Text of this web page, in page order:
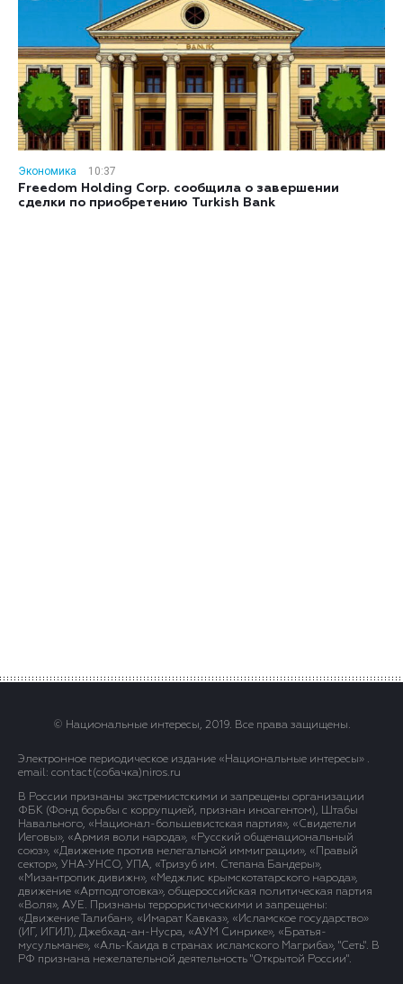
Экономика
10:37
Freedom Holding Corp. сообщила о завершении
сделки по приобретению Turkish Bank
© Национальные интересы, 2019. Все права защищены.
Электронное периодическое издание «Национальные интересы» .
email: contact(сoбaчка)niros.ru
В России признаны экстремистскими и запрещены организации
ФБК (Фонд борьбы с коррупцией, признан иноагентом), Штабы
Навального, «Национал-большевистская партия», «Свидетели
Иеговы», «Армия воли народа», «Русский общенациональный
союз», «Движение против нелегальной иммиграции», «Правый
сектор», УНА-УНСО, УПА, «Тризуб им. Степана Бандеры»,
«Мизантропик дивижн», «Меджлис крымскотатарского народа»,
движение «Артподготовка», общероссийская политическая партия
«Воля», АУЕ. Признаны террористическими и запрещены:
«Движение Талибан», «Имарат Кавказ», «Исламское государство»
(ИГ, ИГИЛ), Джебхад-ан-Нусра, «АУМ Синрике», «Братья-
мусульмане», «Аль-Каида в странах исламского Магриба», "Сеть". В
РФ признана нежелательной деятельность "Открытой России".